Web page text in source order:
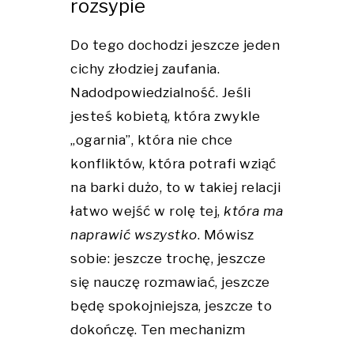
rozsypie
Do tego dochodzi jeszcze jeden
cichy złodziej zaufania.
Nadodpowiedzialność. Jeśli
jesteś kobietą, która zwykle
„ogarnia”, która nie chce
konfliktów, która potrafi wziąć
na barki dużo, to w takiej relacji
łatwo wejść w rolę tej, która ma
naprawić wszystko. Mówisz
sobie: jeszcze trochę, jeszcze
się nauczę rozmawiać, jeszcze
będę spokojniejsza, jeszcze to
dokończę. Ten mechanizm